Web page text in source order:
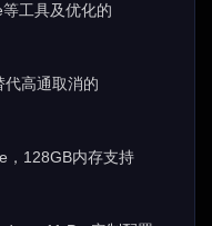
工具及优化的
高通取消的
，128GB内存支持